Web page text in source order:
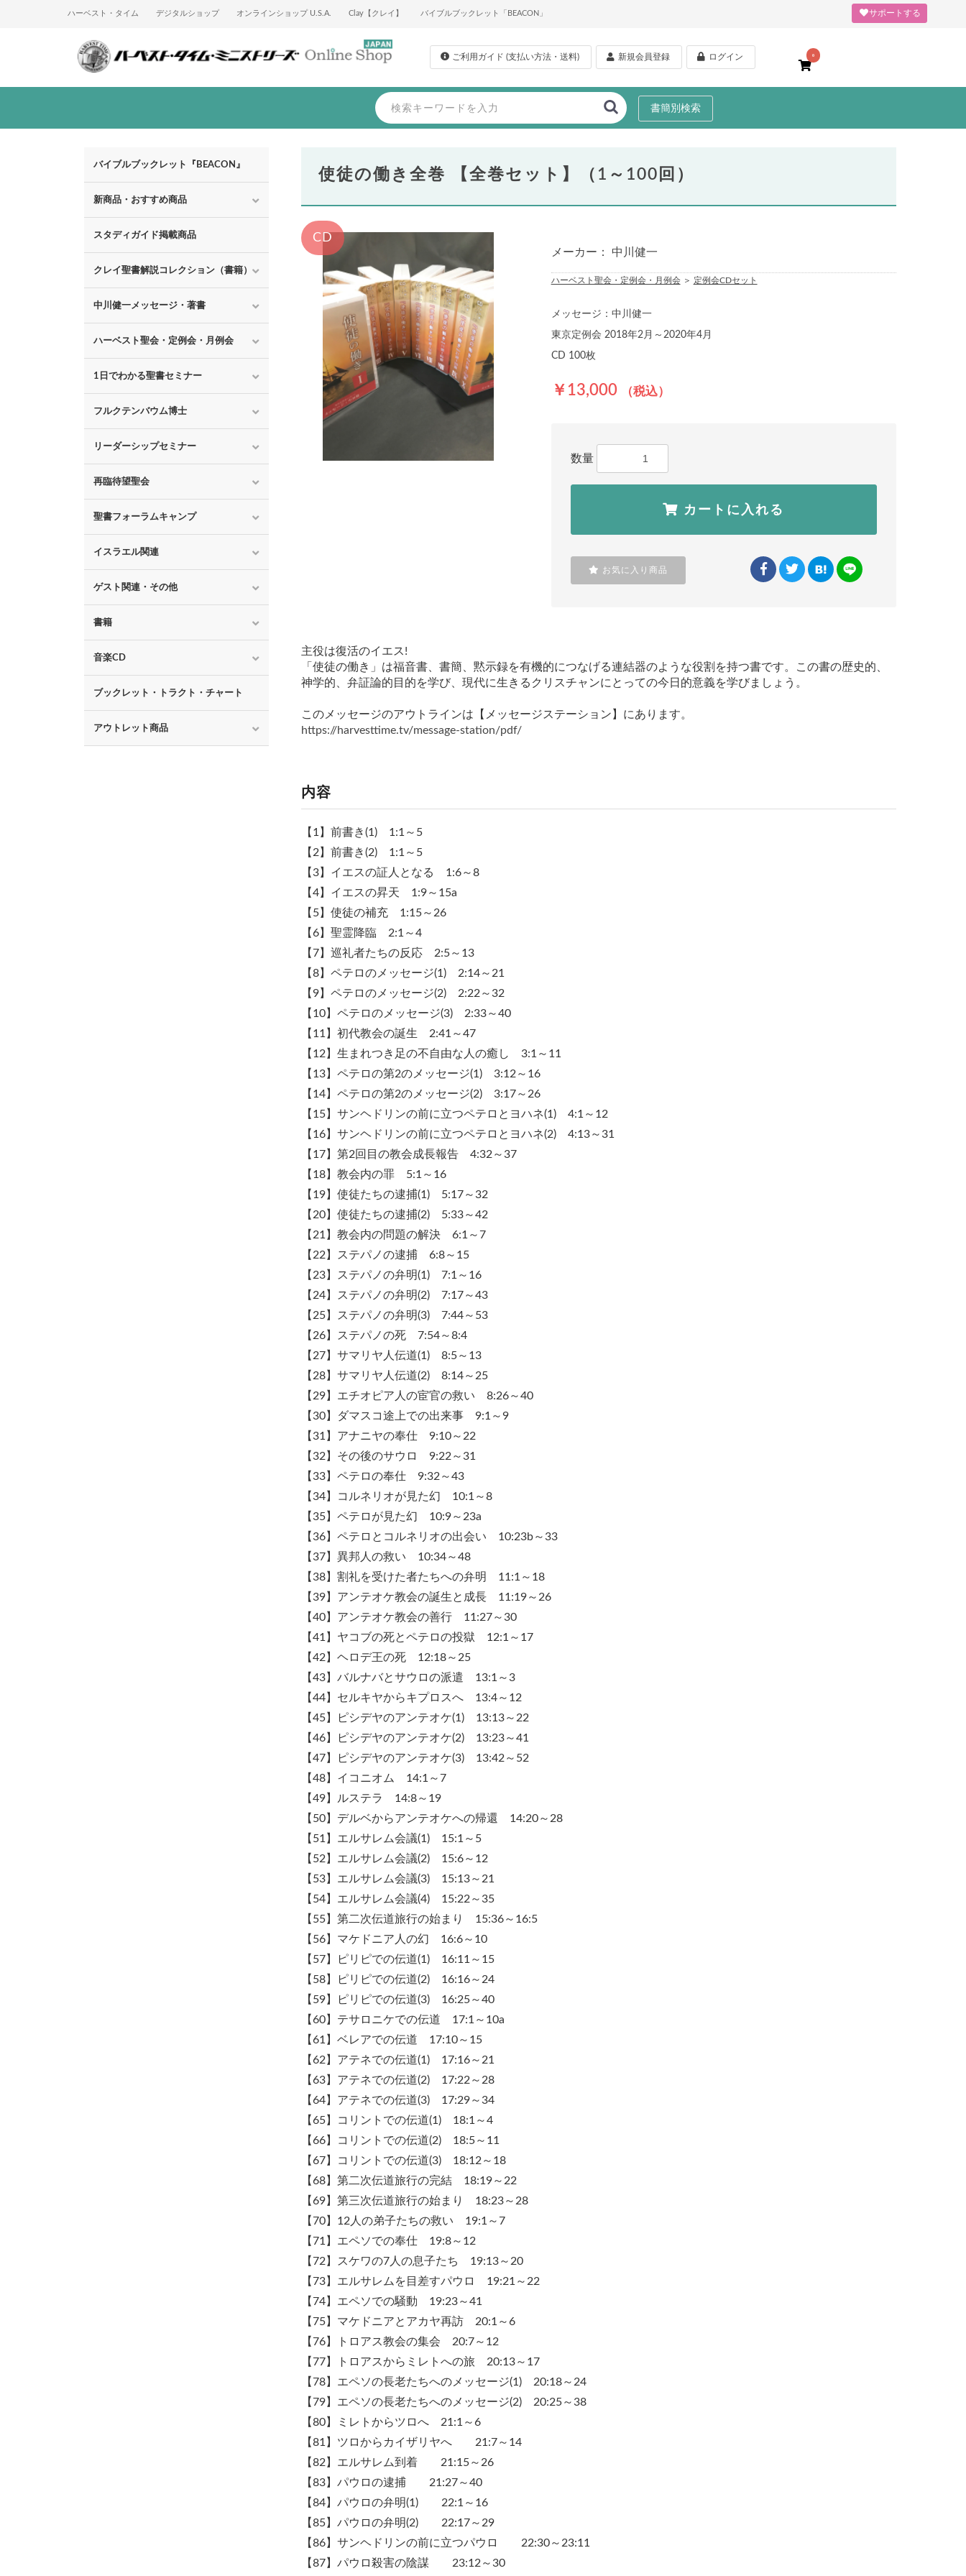
ハーベスト・タイム デジタルショップ オンラインショップ U.S.A. Clay【クレイ】 バイブルブックレット「BEACON」 サポートする
0
ご利用ガイド (支払い方法・送料) 新規会員登録 ログイン
書簡別検索
バイブルブックレット『BEACON』
新商品・おすすめ商品
スタディガイド掲載商品
クレイ聖書解説コレクション（書籍）
中川健一メッセージ・著書
ハーベスト聖会・定例会・月例会
1日でわかる聖書セミナー
フルクテンバウム博士
リーダーシップセミナー
再臨待望聖会
聖書フォーラムキャンプ
イスラエル関連
ゲスト関連・その他
書籍
音楽CD
ブックレット・トラクト・チャート
アウトレット商品
使徒の働き全巻 【全巻セット】（1～100回）
CD
メーカー： 中川健一
ハーベスト聖会・定例会・月例会 ＞ 定例会CDセット
メッセージ：中川健一
東京定例会 2018年2月～2020年4月
CD 100枚
￥13,000 （税込）
数量
カートに入れる
お買い物を続ける
お気に入り商品
主役は復活のイエス!
「使徒の働き」は福音書、書簡、黙示録を有機的につなげる連結器のような役割を持つ書です。この書の歴史的、
神学的、弁証論的目的を学び、現代に生きるクリスチャンにとっての今日的意義を学びましょう。
このメッセージのアウトラインは【メッセージステーション】にあります。
https://harvesttime.tv/message-station/pdf/
内容
【1】前書き(1) 1:1～5
【2】前書き(2) 1:1～5
【3】イエスの証人となる 1:6～8
【4】イエスの昇天 1:9～15a
【5】使徒の補充 1:15～26
【6】聖霊降臨 2:1～4
【7】巡礼者たちの反応 2:5～13
【8】ペテロのメッセージ(1) 2:14～21
【9】ペテロのメッセージ(2) 2:22～32
【10】ペテロのメッセージ(3) 2:33～40
【11】初代教会の誕生 2:41～47
【12】生まれつき足の不自由な人の癒し 3:1～11
【13】ペテロの第2のメッセージ(1) 3:12～16
【14】ペテロの第2のメッセージ(2) 3:17～26
【15】サンヘドリンの前に立つペテロとヨハネ(1) 4:1～12
【16】サンヘドリンの前に立つペテロとヨハネ(2) 4:13～31
【17】第2回目の教会成長報告 4:32～37
【18】教会内の罪 5:1～16
【19】使徒たちの逮捕(1) 5:17～32
【20】使徒たちの逮捕(2) 5:33～42
【21】教会内の問題の解決 6:1～7
【22】ステパノの逮捕 6:8～15
【23】ステパノの弁明(1) 7:1～16
【24】ステパノの弁明(2) 7:17～43
【25】ステパノの弁明(3) 7:44～53
【26】ステパノの死 7:54～8:4
【27】サマリヤ人伝道(1) 8:5～13
【28】サマリヤ人伝道(2) 8:14～25
【29】エチオピア人の宦官の救い 8:26～40
【30】ダマスコ途上での出来事 9:1～9
【31】アナニヤの奉仕 9:10～22
【32】その後のサウロ 9:22～31
【33】ペテロの奉仕 9:32～43
【34】コルネリオが見た幻 10:1～8
【35】ペテロが見た幻 10:9～23a
【36】ペテロとコルネリオの出会い 10:23b～33
【37】異邦人の救い 10:34～48
【38】割礼を受けた者たちへの弁明 11:1～18
【39】アンテオケ教会の誕生と成長 11:19～26
【40】アンテオケ教会の善行 11:27～30
【41】ヤコブの死とペテロの投獄 12:1～17
【42】ヘロデ王の死 12:18～25
【43】バルナバとサウロの派遣 13:1～3
【44】セルキヤからキプロスへ 13:4～12
【45】ピシデヤのアンテオケ(1) 13:13～22
【46】ピシデヤのアンテオケ(2) 13:23～41
【47】ピシデヤのアンテオケ(3) 13:42～52
【48】イコニオム 14:1～7
【49】ルステラ 14:8～19
【50】デルベからアンテオケへの帰還 14:20～28
【51】エルサレム会議(1) 15:1～5
【52】エルサレム会議(2) 15:6～12
【53】エルサレム会議(3) 15:13～21
【54】エルサレム会議(4) 15:22～35
【55】第二次伝道旅行の始まり 15:36～16:5
【56】マケドニア人の幻 16:6～10
【57】ピリピでの伝道(1) 16:11～15
【58】ピリピでの伝道(2) 16:16～24
【59】ピリピでの伝道(3) 16:25～40
【60】テサロニケでの伝道 17:1～10a
【61】ベレアでの伝道 17:10～15
【62】アテネでの伝道(1) 17:16～21
【63】アテネでの伝道(2) 17:22～28
【64】アテネでの伝道(3) 17:29～34
【65】コリントでの伝道(1) 18:1～4
【66】コリントでの伝道(2) 18:5～11
【67】コリントでの伝道(3) 18:12～18
【68】第二次伝道旅行の完結 18:19～22
【69】第三次伝道旅行の始まり 18:23～28
【70】12人の弟子たちの救い 19:1～7
【71】エペソでの奉仕 19:8～12
【72】スケワの7人の息子たち 19:13～20
【73】エルサレムを目差すパウロ 19:21～22
【74】エペソでの騒動 19:23～41
【75】マケドニアとアカヤ再訪 20:1～6
【76】トロアス教会の集会 20:7～12
【77】トロアスからミレトへの旅 20:13～17
【78】エペソの長老たちへのメッセージ(1) 20:18～24
【79】エペソの長老たちへのメッセージ(2) 20:25～38
【80】ミレトからツロへ 21:1～6
【81】ツロからカイザリヤへ 21:7～14
【82】エルサレム到着 21:15～26
【83】パウロの逮捕 21:27～40
【84】パウロの弁明(1) 22:1～16
【85】パウロの弁明(2) 22:17～29
【86】サンヘドリンの前に立つパウロ 22:30～23:11
【87】パウロ殺害の陰謀 23:12～30